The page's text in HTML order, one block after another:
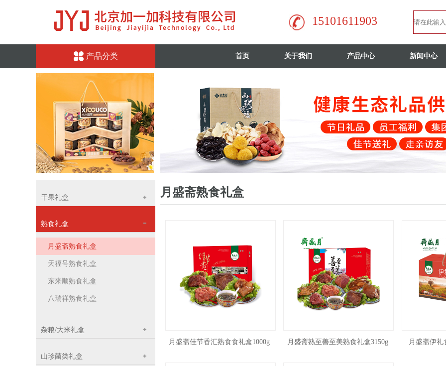
15101611903
产品分类 首页 关于我们 产品中心 新闻中心
干果礼盒
熟食礼盒
月盛斋熟食礼盒
天福号熟食礼盒
东来顺熟食礼盒
八瑞祥熟食礼盒
杂粮/大米礼盒
山珍菌类礼盒
月盛斋熟食礼盒
月盛斋佳节香汇熟食食礼盒1000g 月盛斋熟至善至美熟食礼盒3150g 月盛斋伊礼